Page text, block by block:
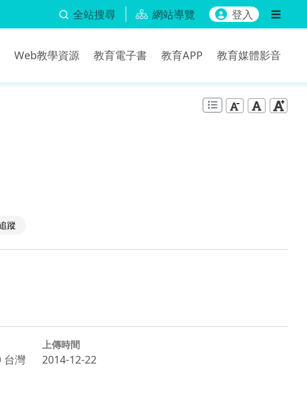
全站搜尋 網站導覽 登入
Web教學資源 教育電子書 教育APP 教育媒體影音
蹤
台灣
上傳時間
2014-12-22